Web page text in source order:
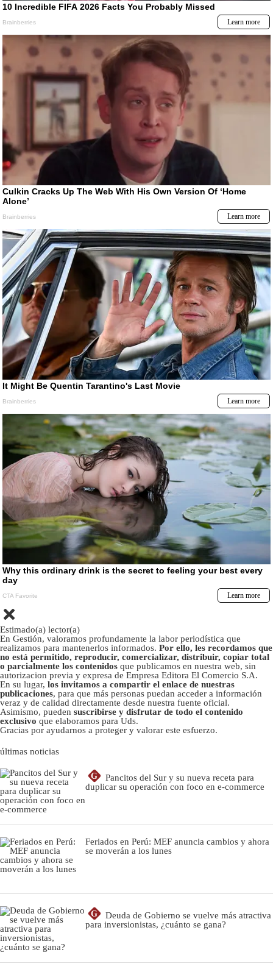
Estimado(a) lector(a)
En Gestión, valoramos profundamente la labor periodística que
realizamos para mantenerlos informados. Por ello, les recordamos que
no está permitido, reproducir, comercializar, distribuir, copiar total
o parcialmente los contenidos que publicamos en nuestra web, sin
autorizacion previa y expresa de Empresa Editora El Comercio S.A.
En su lugar, los invitamos a compartir el enlace de nuestras
publicaciones, para que más personas puedan acceder a información
veraz y de calidad directamente desde nuestra fuente oficial.
Asimismo, pueden suscribirse y disfrutar de todo el contenido
exclusivo que elaboramos para Uds.
Gracias por ayudarnos a proteger y valorar este esfuerzo.
últimas noticias
G
Pancitos del Sur y su nueva receta para
duplicar su operación con foco en e-commerce
Feriados en Perú: MEF anuncia cambios y ahora
se moverán a los lunes
G
Deuda de Gobierno se vuelve más atractiva
para inversionistas, ¿cuánto se gana?